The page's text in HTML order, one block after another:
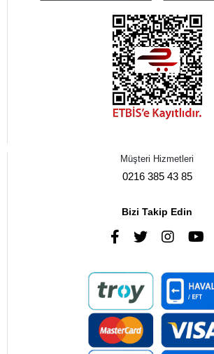
Müşteri Hizmetleri
0216 385 43 85
Bizi Takip Edin